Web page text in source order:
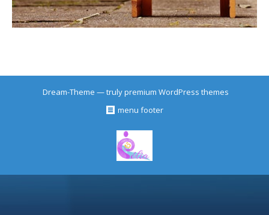
Dream-Theme — trulypremium WordPress themes
menu footer